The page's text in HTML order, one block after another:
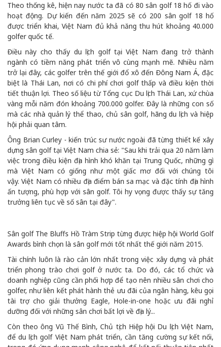
Theo thống kê, hiện nay nước ta đã có 80 sân golf 18 hố đi vào
hoạt động. Dự kiến đến năm 2025 sẽ có 200 sân golf 18 hố
được triển khai, Việt Nam đủ khả năng thu hút khoảng 40.000
golfer quốc tế.
Điều này cho thấy du lịch golf tại Việt Nam đang trở thành
ngành có tiềm năng phát triển vô cùng mạnh mẽ. Nhiều năm
trở lại đây, các golfer trên thế giới đổ xô đến Đông Nam Á, đặc
biệt là Thái Lan, nơi có chi phí chơi golf thấp và điều kiện thời
tiết thuận lợi. Theo số liệu từ Tổng cục Du lịch Thái Lan, xứ chùa
vàng mỗi năm đón khoảng 700.000 golfer. Đây là những con số
mà các nhà quản lý thể thao, chủ sân golf, hãng du lịch và hiệp
hội phải quan tâm.
Ông Brian Curley - kiến trúc sư nước ngoài đã từng thiết kế xây
dựng sân golf tại Việt Nam chia sẻ: "Sau khi trải qua 20 năm làm
việc trong điều kiện địa hình khó khăn tại Trung Quốc, những gì
mà Việt Nam có giống như một giấc mơ đối với chúng tôi
vậy. Việt Nam có nhiều địa điểm bán sa mạc và đặc tính địa hình
ấn tượng, phù hợp với sân golf. Tôi hy vọng được thấy sự tăng
trưởng liên tục về số sân tại đây".
Sân golf The Bluffs Hồ Tràm Strip từng được hiệp hội World Golf
Awards bình chọn là sân golf mới tốt nhất thế giới năm 2015.
Tài chính luôn là rào cản lớn nhất trong việc xây dựng và phát
triển phong trào chơi golf ở nước ta. Do đó, các tổ chức và
doanh nghiệp cũng cần phối hợp để tạo nên nhiều sân chơi cho
golfer, như liên kết phát hành thẻ ưu đãi của ngân hàng, kêu gọi
tài trợ cho giải thưởng Eagle, Hole-in-one hoặc ưu đãi nghỉ
dưỡng đối với những sân chơi bất lợi về địa lý...
Còn theo ông Vũ Thế Bình, Chủ tịch Hiệp hội Du lịch Việt Nam,
để du lịch golf Việt Nam phát triển, cần tăng cường sự kết nối,